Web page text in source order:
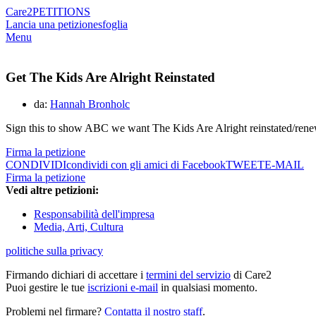
Care2PETITIONS
Lancia una petizionesfoglia
Menu
Get The Kids Are Alright Reinstated
da: Hannah Bronholc
Sign this to show ABC we want The Kids Are Alright reinstated/
Firma la petizione
CONDIVIDIcondividi con gli amici di FacebookTWEETE-MAIL
Firma la petizione
Vedi altre petizioni:
Responsabilità dell'impresa
Media, Arti, Cultura
politiche sulla privacy
Firmando dichiari di accettare i termini del servizio di Care2
Puoi gestire le tue iscrizioni e-mail in qualsiasi momento.
Problemi nel firmare? Contatta il nostro staff.